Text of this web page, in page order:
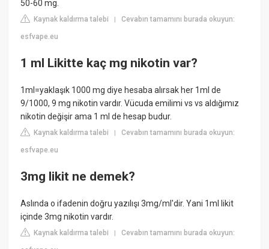
50-60 mg.
Kaynak kaldırma talebi |Cevabın tamamını burada okuyun:
esfvape.eu
1 ml Likitte kaç mg nikotin var?
1ml=yaklaşık 1000 mg diye hesaba alırsak her 1ml de
9/1000, 9 mg nikotin vardır. Vücuda emilimi vs vs aldığımız
nikotin değişir ama 1 ml de hesap budur.
Kaynak kaldırma talebi |Cevabın tamamını burada okuyun:
esfvape.eu
3mg likit ne demek?
Aslında o ifadenin doğru yazılışı 3mg/ml'dir. Yani 1ml likit
içinde 3mg nikotin vardır.
Kaynak kaldırma talebi |Cevabın tamamını burada okuyun: